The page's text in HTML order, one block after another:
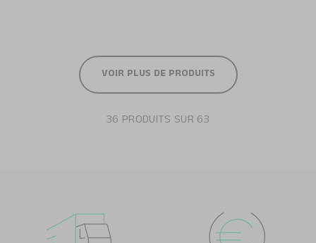
VOIR PLUS DE PRODUITS
36 PRODUITS SUR 63